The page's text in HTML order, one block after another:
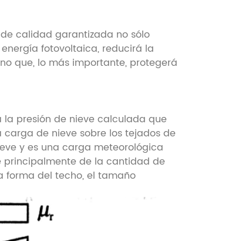
calidad garantizada no sólo
fotovoltaica, reducirá la
que, lo más importante, protegerá
presión de nieve calculada que
de nieve sobre los tejados de
y es una carga meteorológica
principalmente de la cantidad de
forma del techo, el tamaño